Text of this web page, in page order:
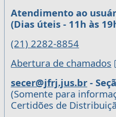
Atendimento ao
(Dias úteis - 11h às
(21) 2282-8854
Abertura de chamados
secer@jfrj.jus.br -
(Somente para
Certidões de